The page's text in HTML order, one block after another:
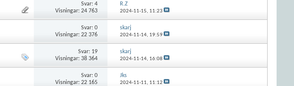
Svar:4
Visningar: 24 763
R.Z
2024-11-15, 11:23
Svar:0
Visningar: 22 376
skarj
2024-11-14, 19:59
Svar: 19
Visningar: 38 364
skarj
2024-11-14, 16:08
Svar:0
Visningar: 22 165
Jks
2024-11-11, 11:12